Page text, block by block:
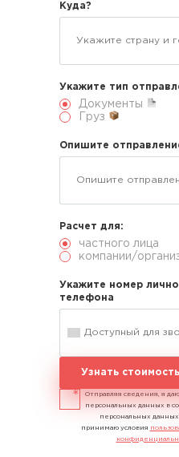
Куда?
Укажите тип
Документы
Груз
Опишите
Расчет для:
частного лица
компании/
Укажите номер
телефона
Узнать
Отправляя сведения, я
персональных данных в
персональных
принимаю условия